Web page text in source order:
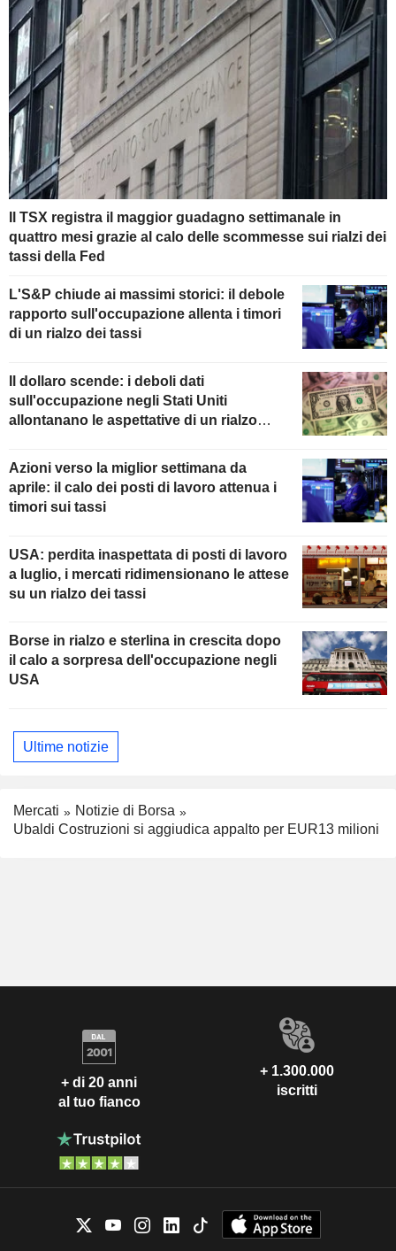
Il TSX registra il maggior guadagno settimanale in
quattro mesi grazie al calo delle scommesse sui rialzi dei
tassi della Fed
L'S&P chiude ai massimi storici: il debole
rapporto sull'occupazione allenta i timori
di un rialzo dei tassi
Il dollaro scende: i deboli dati
sull'occupazione negli Stati Uniti
allontanano le aspettative di un rialzo
Azioni verso la miglior settimana da
aprile: il calo dei posti di lavoro attenua i
timori sui tassi
USA: perdita inaspettata di posti di lavoro
a luglio, i mercati ridimensionano le attese
su un rialzo dei tassi
Borse in rialzo e sterlina in crescita dopo
il calo a sorpresa dell'occupazione negli
USA
Ultime notizie
Mercati
Notizie di Borsa
Ubaldi Costruzioni si aggiudica appalto per EUR13 milioni
+ di 20 anni
al tuo fianco
+ 1.300.000
iscritti